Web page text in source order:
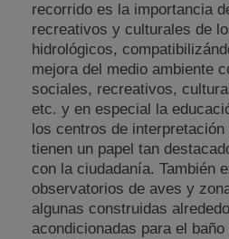
recorrido es la importancia
recreativos y culturales de
hidrológicos,
mejora del medio ambiente
sociales, recreativos,
etc. y en especial la
los centros de
tienen un papel tan
con la ciudadanía. También
observatorios de aves y
algunas construidas
acondicionadas para el